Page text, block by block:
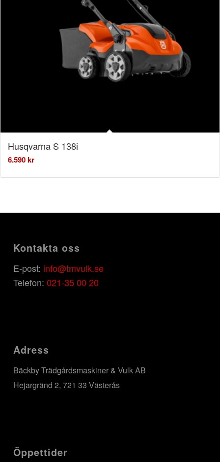
Husqvarna S 138i
6.590kr
Kontakta oss
E-post: info@tmvulk.se
Telefon: 021-35 00 20
Adress
Bäckby Trädgårdsmaskiner & Vulk AB
Hejargränd 2, 721 33 Västerås
Öppettider